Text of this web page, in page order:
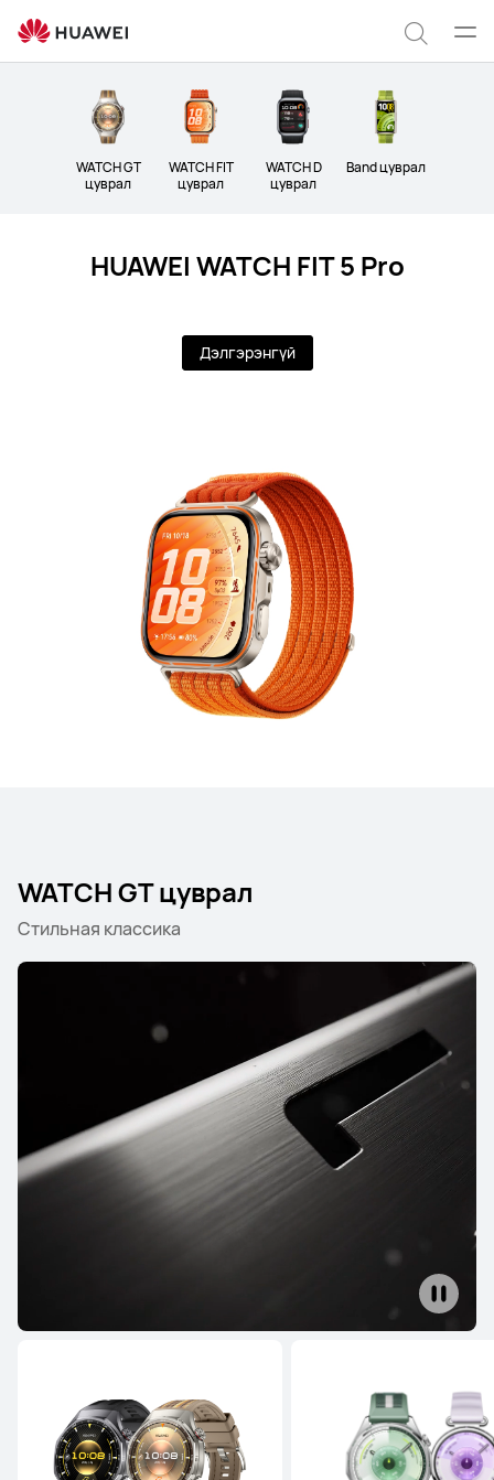
Wearables
Хайлт
Цэс
нээх
WATCH GT
цуврал
WATCH FIT
цуврал
WATCH D
цуврал
Band цуврал
HUAWEI WATCH FIT 5 Pro
Дэлгэрэнгүй
WATCH GT цуврал
Стильная классика